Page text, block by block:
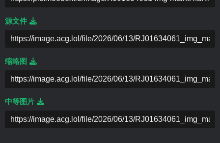
源文件
缩略图
中等图片